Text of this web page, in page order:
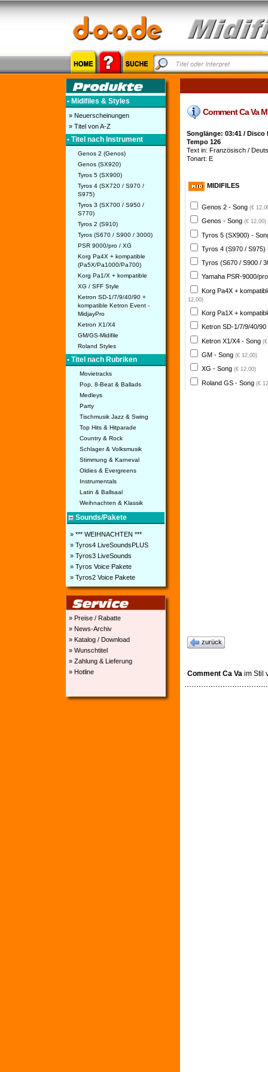
• Midifiles & Styles
» Neuerscheinungen
» Titel von A-Z
• Titel nach Instrument
Genos 2 (Genos)
Genos (SX920)
Tyros 5 (SX900)
Tyros 4 (SX720 / S970 /
S975)
Tyros 3 (SX700 / S950 /
S770)
Tyros 2 (S910)
Tyros (S670 / S900 / 3000)
PSR 9000/pro / XG
Korg Pa4X + kompatible
(Pa5X/Pa1000/Pa700)
Korg Pa1/X + kompatible
XG / SFF Style
Ketron SD-1/7/9/40/90 +
kompatible Ketron Event -
MidjayPro
Ketron X1/X4
GM/GS-Midifile
Roland Styles
• Titel nach Rubriken
Movietracks
Pop, 8-Beat & Ballads
Medleys
Party
Tischmusik Jazz & Swing
Top Hits & Hitparade
Country & Rock
Schlager & Volksmusik
Stimmung & Karneval
Oldies & Evergreens
Instrumentals
Latin & Ballsaal
Weihnachten & Klassik
Sounds/Pakete
» *** WEIHNACHTEN ***
» Tyros4 LiveSoundsPLUS
» Tyros3 LiveSounds
» Tyros Voice Pakete
» Tyros2 Voice Pakete
» Preise / Rabatte
» News-Archiv
» Katalog / Download
» Wunschtitel
» Zahlung & Lieferung
» Hotline
Comment Ca Va
Songlänge: 03:41 / Disco
Tempo 126
Text in: Französisch /
Tonart: E
MIDIFILES
Genos 2 - Song (€
Genos - Song (€ 12,00)
Tyros 5 (SX900) -
Tyros 4 (S970 /
Tyros (S670 / S900 /
Yamaha PSR-9000/
Korg Pa4X +
12,00)
Korg Pa1X +
Ketron SD-1/7/9/40/
Ketron X1/X4 - Song
GM - Song (€ 12,00)
XG - Song (€ 12,00)
Roland GS - Song (€
zurück
Comment Ca Va im Stil